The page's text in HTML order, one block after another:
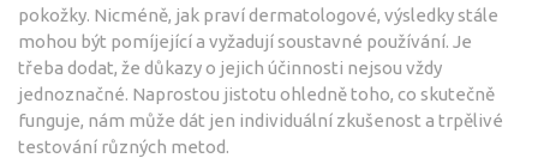
pokožky. Nicméně, jak praví dermatologové, výsledky stále
mohou být pomíjející a vyžadují soustavné používání. Je
třeba dodat, že důkazy o jejich účinnosti nejsou vždy
jednoznačné. Naprostou jistotu ohledně toho, co skutečně
funguje, nám může dát jen individuální zkušenost a trpělivé
testování různých metod.